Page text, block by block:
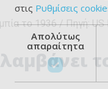
το 1936 / Πηγή:
στις Ρυθμίσεις
Απολύτως
απαραίτητα